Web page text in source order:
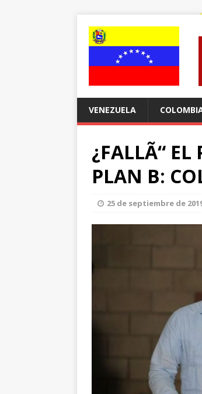
VENEZUELA
¿FALLÃ“ EL
PLAN B:
25 de septiembre de